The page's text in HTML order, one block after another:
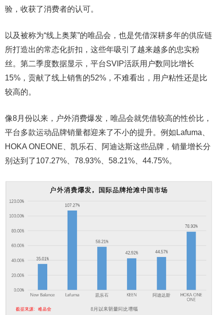
验，收获了消费者的认可。
以及被称为“线上奥莱”的唯品会，也是凭借深耕多年的供应链
所打造出的常态化折扣，这些年吸引了越来越多的忠实粉
丝。第二季度数据显示，平台SVIP活跃用户数同比增长
15%，贡献了线上销售的52%，不难看出，用户粘性还是比
较高的。
像8月份以来，户外消费爆发，唯品会就凭借较高的性价比，
平台多款运动品牌销量都迎来了不小的提升。例如Lafuma、
HOKA ONEONE、凯乐石、阿迪达斯这些品牌，销量增长分
别达到了107.27%、78.93%、58.21%、44.75%。